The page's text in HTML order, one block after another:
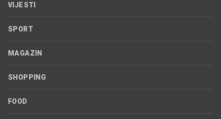
VIJESTI
SPORT
MAGAZIN
SHOPPING
FOOD